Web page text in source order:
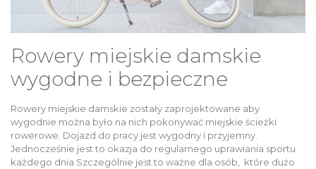
Rowery miejskie damskie
wygodne i bezpieczne
Rowery miejskie damskie zostały zaprojektowane aby
wygodnie można było na nich pokonywać miejskie ścieżki
rowerowe. Dojazd do pracy jest wygodny i przyjemny.
Jednocześnie jest to okazja do regularnego uprawiania sportu
każdego dnia Szczególnie jest to ważne dla osób, które dużo